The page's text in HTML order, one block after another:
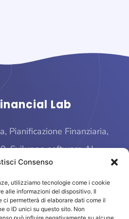
Consenso
utilizziamo tecnologie come i cookie
alle informazioni del dispositivo. Il
ci permetterà di elaborare dati come il
o ID unici su questo sito. Non
Lab
Pianificazione Finanziaria,
Sviluppo software AI